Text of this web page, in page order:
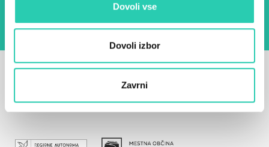
Dovoli vse
Dovoli izbor
Zavrni